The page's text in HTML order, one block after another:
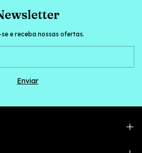
e receba nossas ofertas.